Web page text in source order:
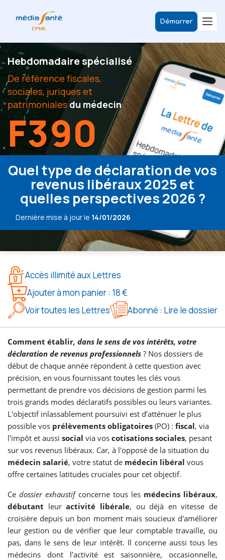
Démarrer
Hebdomadaire spécialisé
De référence fiscales,
sociales, juriques et
patrimoniales du médecin
F390
Quel type de déclaration de vos
revenus libéraux 2025 et
quelles perspectives 2026 ?
Dernière mise à jour le 14/01/2026
Accès illimité aux Lettres
Ajouter à mon panier : 18 €
Voir toutes les Lettres
Abonné : Lire le dossier
Comment établir, dans le sens de vos intérêts, votre
déclaration de revenus professionnels ? Nos dossiers de
début de chaque année répondent à cette question avec
précision, en vous fournissant toutes les clés vous
permettant de prendre vos décisions de gestion parmi les
trois grands modes déclaratifs possibles ou leurs variantes.
L'objectif inlassablement poursuivi est d’atténuer le plus
possible vos prélèvements obligatoires (PO) : fiscal, via
l'impôt et aussi social via vos cotisations sociales, pesant
sur vos revenus libéraux. Car, à l'opposé de la situation du
médecin salarié, votre statut de médecin libéral vous
offre certaines latitudes cruciales pour cet objectif.
Ce dossier exhaustifconcerne tous les médecins libéraux,
débutant leuractivité libérale, ou déjà en vitesse de
croisière depuis un bon moment mais soucieux d'améliorer
leur gestion ou de vérifier que leur comptable travaille, ou
pas, dans le sens de leur intérêt. Il concerne aussi tous les
médecins dont l’activité est saisonnière, occasionnelle,